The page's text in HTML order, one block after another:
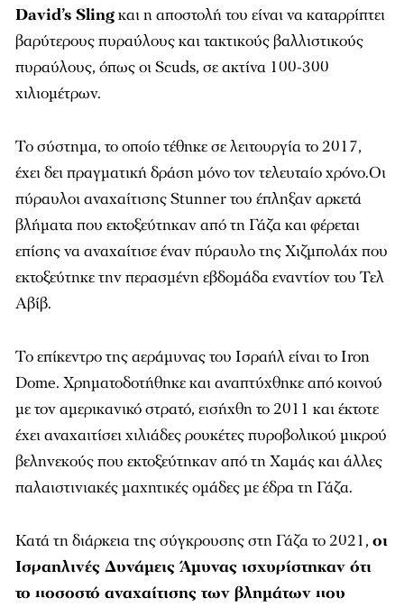
David’s Slingκαι η αποστολή του είναι να καταρρίπτει
βαρύτερους πυραύλους και τακτικούς βαλλιστικούς
πυραύλους, όπως οι Scuds, σε ακτίνα 100-300
χιλιομέτρων.
Το σύστημα, το οποίο τέθηκε σε λειτουργία το 2017,
έχει δει πραγματική δράση μόνο τον τελευταίο χρόνο.Οι
πύραυλοι αναχαίτισης Stunner του έπληξαν αρκετά
βλήματα που εκτοξεύτηκαν από τη Γάζα και φέρεται
επίσης να αναχαίτισε έναν πύραυλο της Χιζμπολάχ που
εκτοξεύτηκε την περασμένη εβδομάδα εναντίον του Τελ
Αβίβ.
Το επίκεντρο της αεράμυνας του Ισραήλ είναι το Iron
Dome. Χρηματοδοτήθηκε και αναπτύχθηκε από κοινού
με τον αμερικανικό στρατό, εισήχθη το 2011 και έκτοτε
έχει αναχαιτίσει χιλιάδες ρουκέτες πυροβολικού μικρού
βεληνεκούς που εκτοξεύτηκαν από τη Χαμάς και άλλες
παλαιστινιακές μαχητικές ομάδες με έδρα τη Γάζα.
Κατά τη διάρκεια της σύγκρουσης στη Γάζα το 2021, οι
Ισραηλινές Δυνάμεις Άμυνας ισχυρίστηκαν ότι
το ποσοστό αναχαίτισης των βλημάτων που